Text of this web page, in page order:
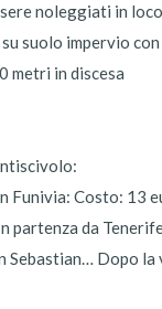
noleggiati in
suolo impervio
metri in discesa
Funivia: Costo: 13
partenza da
Sebastian… Dopo